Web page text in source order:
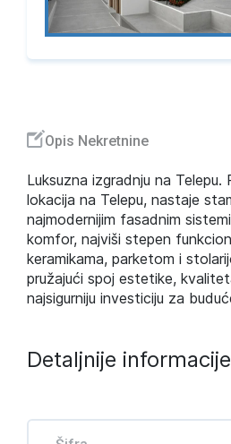
Opis Nekretnine
Luksuzna izgradnju na
lokacija na Telepu, nastaje
najmodernijim fasadnim
komfor, najviši stepen
keramikama, parketom i
pružajući spoj estetike,
najsigurniju investiciju za
Detaljnije